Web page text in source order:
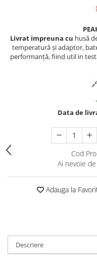
Livrat impreuna cu husă
temperatură și adaptor,
performanță, fiind util in
Data de
Cod
Ai nevoie
Adauga la
Descriere